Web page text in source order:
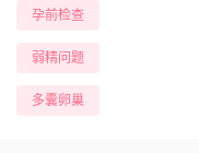
孕前检查
弱精问题
多囊卵巢